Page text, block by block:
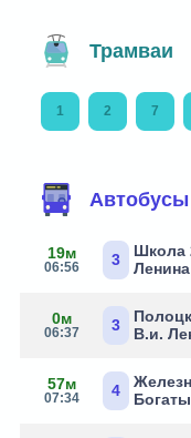
Трамваи
1 2 7
Автобусы
19м
06:56 3
Школа
0м
06:37 3
В.и.
57м
07:34 4